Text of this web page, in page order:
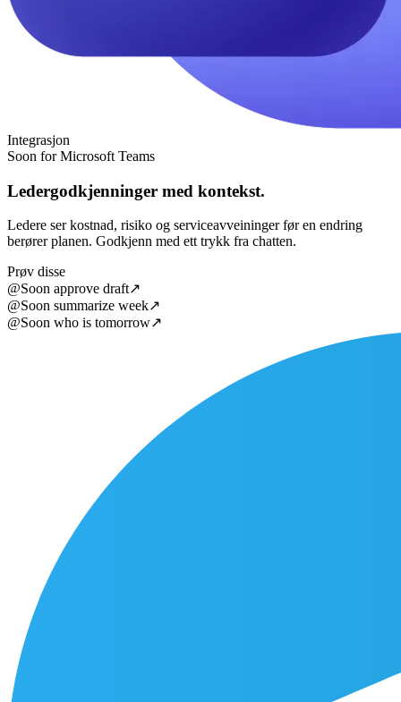
Integrasjon
Soon for Microsoft Teams
Ledergodkjenninger med kontekst.
Ledere ser kostnad, risiko og serviceavveininger før en endring
berører planen. Godkjenn med ett trykk fra chatten.
Prøv disse
@Soon approve draft↗
@Soon summarize week↗
@Soon who is tomorrow↗